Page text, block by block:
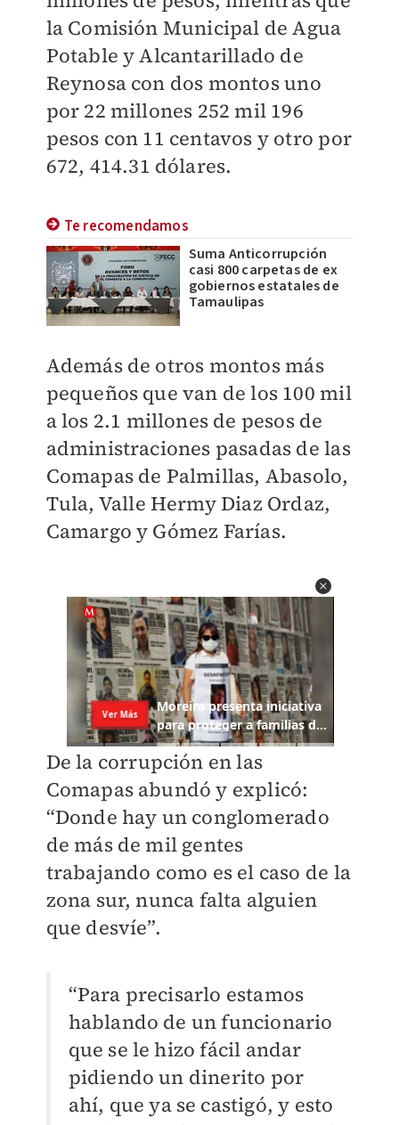
la Comisión Municipal de Agua
Potable y Alcantarillado de
Reynosa con dos montos uno
por 22 millones 252 mil 196
pesos con 11 centavos y otro por
672, 414.31 dólares.
Te recomendamos
Suma Anticorrupción
casi 800 carpetas de ex
gobiernos estatales de
Tamaulipas
Además de otros montos más
pequeños que van de los 100 mil
a los 2.1 millones de pesos de
administraciones pasadas de las
Comapas de Palmillas, Abasolo,
Tula, Valle Hermy Diaz Ordaz,
Camargo y Gómez Farías.
De la corrupción en las
Comapas abundó y explicó:
“Donde hay un conglomerado
de más de mil gentes
trabajando como es el caso de la
zona sur, nunca falta alguien
que desvíe”.
“Para precisarlo estamos
hablando de un funcionario
que se le hizo fácil andar
pidiendo un dinerito por
ahí, que ya se castigó, y esto